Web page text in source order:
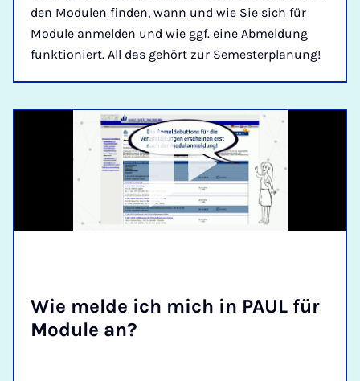
den Modulen finden, wann und wie Sie sich für
Module anmelden und wie ggf. eine Abmeldung
funktioniert. All das gehört zur Semesterplanung!
Wie mel­de ich mich in PAUL für
Mo­du­le an?